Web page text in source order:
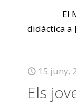
El
didàctica a
15 juny,
Els